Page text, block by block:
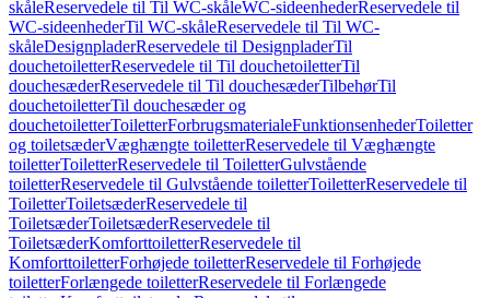
skåleReservedele til Til WC-skåleWC-sideenhederReservedele til
WC-sideenhederTil WC-skåleReservedele til Til WC-
skåleDesignpladerReservedele til DesignpladerTil
douchetoiletterReservedele til Til douchetoiletterTil
douchesæderReservedele til Til douchesæderTilbehørTil
douchetoiletterTil douchesæder og
douchetoiletterToiletterForbrugsmaterialeFunktionsenhederToiletter
og toiletsæderVæghængte toiletterReservedele til Væghængte
toiletterToiletterReservedele til ToiletterGulvstående
toiletterReservedele til Gulvstående toiletterToiletterReservedele til
ToiletterToiletsæderReservedele til
ToiletsæderToiletsæderReservedele til
ToiletsæderKomforttoiletterReservedele til
KomforttoiletterForhøjede toiletterReservedele til Forhøjede
toiletterForlængede toiletterReservedele til Forlængede